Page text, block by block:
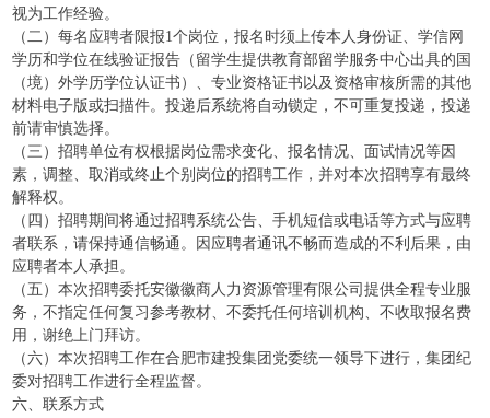
视为工作经验。
（二）每名应聘者限报1个岗位，报名时须上传本人身份证、学信网
学历和学位在线验证报告（留学生提供教育部留学服务中心出具的国
（境）外学历学位认证书）、专业资格证书以及资格审核所需的其他
材料电子版或扫描件。投递后系统将自动锁定，不可重复投递，投递
前请审慎选择。
（三）招聘单位有权根据岗位需求变化、报名情况、面试情况等因
素，调整、取消或终止个别岗位的招聘工作，并对本次招聘享有最终
解释权。
（四）招聘期间将通过招聘系统公告、手机短信或电话等方式与应聘
者联系，请保持通信畅通。因应聘者通讯不畅而造成的不利后果，由
应聘者本人承担。
（五）本次招聘委托安徽徽商人力资源管理有限公司提供全程专业服
务，不指定任何复习参考教材、不委托任何培训机构、不收取报名费
用，谢绝上门拜访。
（六）本次招聘工作在合肥市建投集团党委统一领导下进行，集团纪
委对招聘工作进行全程监督。
六、联系方式